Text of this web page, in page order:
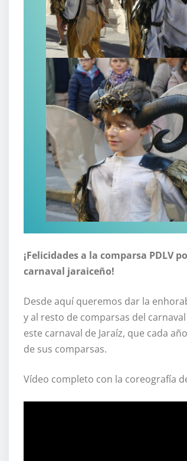
¡Felicidades a la comparsa PDLV
carnaval jaraiceño!
Desde aquí queremos dar la
y al resto de comparsas del
este carnaval de Jaraíz, que cada
de sus comparsas.
Vídeo completo con la coreografía